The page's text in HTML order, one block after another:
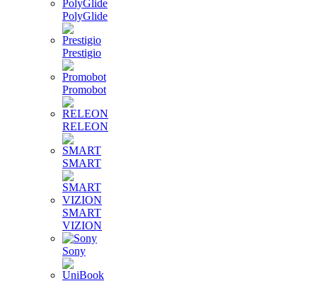
PolyGlide
Prestigio
Promobot
RELEON
SMART
SMART
VIZION
Sony